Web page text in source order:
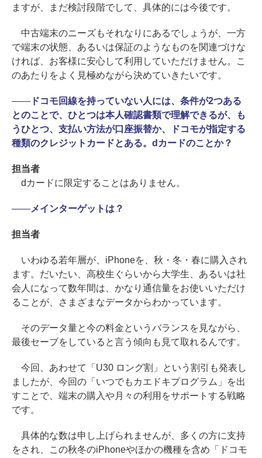
ますが、まだ検討段階でして、具体的には今後です。
中古端末のニーズもそれなりにあるでしょうが、一方
で端末の状態、あるいは保証のようなものを関連づけな
ければ、お客様に安心して利用していただけません。こ
のあたりをよく見極めながら決めていきたいです。
――ドコモ回線を持っていない人には、条件が2つある
とのことで、ひとつは本人確認書類で理解できるが、も
うひとつ、支払い方法が口座振替か、ドコモが指定する
種類のクレジットカードとある。dカードのことか？
担当者
dカードに限定することはありません。
――メインターゲットは？
担当者
いわゆる若年層が、iPhoneを、秋・冬・春に購入され
ます。だいたい、高校生ぐらいから大学生、あるいは社
会人になって数年間は、かなり通信量をお使いいただけ
ることが、さまざまなデータからわかっています。
そのデータ量と今の料金というバランスを見ながら、
最後セーブをしていると言う傾向も見て取れるんです。
今回、あわせて「U30 ロング割」という割引も発表し
ましたが、今回の「いつでもカエドキプログラム」を出
すことで、端末の購入や月々の利用をサポートする戦略
です。
具体的な数は申し上げられませんが、多くの方に支持
をされ、この秋冬のiPhoneやほかの機種を含め「ドコモ